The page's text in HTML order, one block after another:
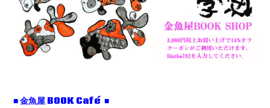
■ 金魚屋 BOOK Café ■